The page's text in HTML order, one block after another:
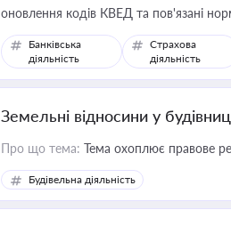
оновлення кодів КВЕД та пов'язані
Банківська
діяльність
Страхова
діяльність
Земельні відносини у
Про що тема: Тема охоплює правове
Будівельна діяльність